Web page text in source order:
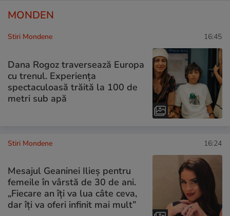
MONDEN
Stiri Mondene 16:45
Dana Rogoz traversează Europa
cu trenul. Experiența
spectaculoasă trăită la 100 de
metri sub apă
Stiri Mondene 16:24
Mesajul Geaninei Ilieș pentru
femeile în vârstă de 30 de ani.
„Fiecare an îți va lua câte ceva,
dar îți va oferi infinit mai mult”